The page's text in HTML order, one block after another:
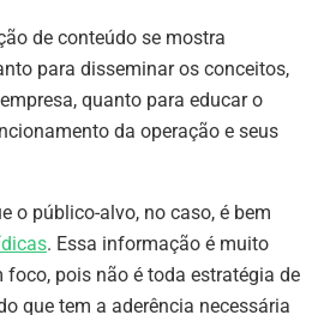
de conteúdo se mostra
para disseminar os conceitos,
quanto para educar o
da operação e seus
o público-alvo, no caso, é bem
. Essa informação é muito
foco, pois não é toda estratégia de
que tem a aderência necessária